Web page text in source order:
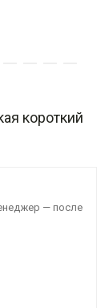
короткий
— после